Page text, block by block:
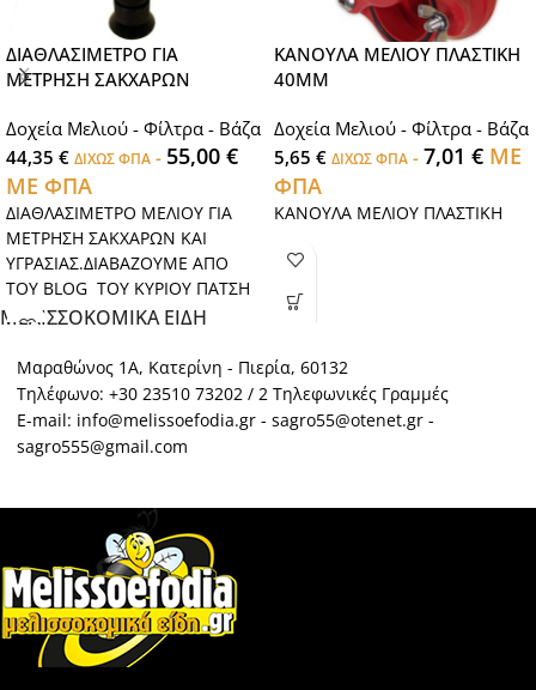
ΔΙΑΘΛΑΣΙΜΕΤΡΟ ΓΙΑ
ΜΕΤΡΗΣΗ ΣΑΚΧΑΡΩΝ
Δοχεία Μελιού - Φίλτρα - Βάζα
44,35 € ΔΙΧΩΣ ΦΠΑ - 55,00 €
ΜΕ ΦΠΑ
ΔΙΑΘΛΑΣΙΜΕΤΡΟ ΜΕΛΙΟΥ ΓΙΑ
ΜΕΤΡΗΣΗ ΣΑΚΧΑΡΩΝ ΚΑΙ
ΥΓΡΑΣΙΑΣ.ΔΙΑΒΑΖΟΥΜΕ ΑΠΟ
ΤΟΥ BLOG ΤΟΥ ΚΥΡΙΟΥ ΠΑΤΣΗ
ΡΥΘΜΙΣΗ ΤΟΥ.
ΡΥΘΜΙΣΗ
ΔΙΑΘΛΑΣΙΜΕΤΡΟΥ
ΓΙΑ ΜΕΛΙ
Ένα εργαλείο αρκετά χρήσιμο
στον μελισσοκόμο είναι και το
διαθλασίμετρο.Το
ΚΑΝΟΥΛΑ ΜΕΛΙΟΥ ΠΛΑΣΤΙΚΗ
40ΜΜ
Δοχεία Μελιού - Φίλτρα - Βάζα
5,65 € ΔΙΧΩΣ ΦΠΑ - 7,01 € ΜΕ
ΦΠΑ
ΚΑΝΟΥΛΑ ΜΕΛΙΟΥ ΠΛΑΣΤΙΚΗ
ΜΕΛΙΣΣΟΚΟΜΙΚΑ ΕΙΔΗ
Μαραθώνος 1Α, Κατερίνη - Πιερία, 60132
Τηλέφωνο: +30 23510 73202 / 2 Τηλεφωνικές Γραμμές
E-mail: info@melissoefodia.gr - sagro55@otenet.gr -
sagro555@gmail.com